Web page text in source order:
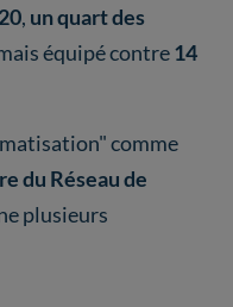
, un quart des
équipé contre14
comme
du Réseau de
plusieurs